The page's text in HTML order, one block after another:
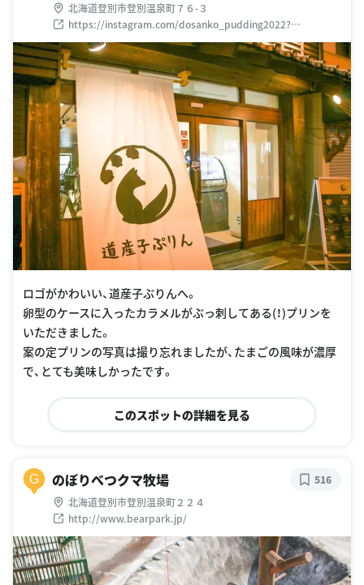
北海道登別市登別温泉町７６-３
https://instagram.com/dosanko_pudding2022?
utm_medium=copy_linkhttps://instagram.com/dosanko_
pudding2022?utm_medium=copy_link
ロゴがかわいい、道産子ぷりんへ。
卵型のケースに入ったカラメルがぶっ刺してある(！)プリンを
いただきました。
案の定プリンの写真は撮り忘れましたが、たまごの風味が濃厚
で、とても美味しかったです。
このスポットの詳細を見る
G のぼりべつクマ牧場
北海道登別市登別温泉町２２４
http://www.bearpark.jp/
516